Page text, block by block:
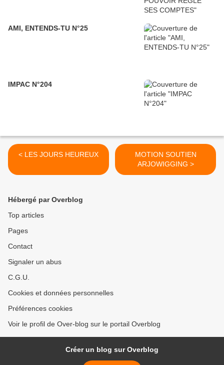
AMI, ENTENDS-TU N°25
IMPAC N°204
< LES JOURS HEUREUX
MOTION SOUTIEN
ARJOWIGGING >
Hébergé par Overblog
Top articles
Pages
Contact
Signaler un abus
C.G.U.
Cookies et données personnelles
Préférences cookies
Voir le profil de Over-blog sur le portail Overblog
Créer un blog sur Overblog